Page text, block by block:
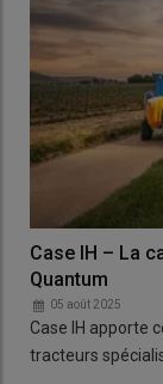
Case IH – La
Quantum
05 août 2025
Case IH apporte
tracteurs